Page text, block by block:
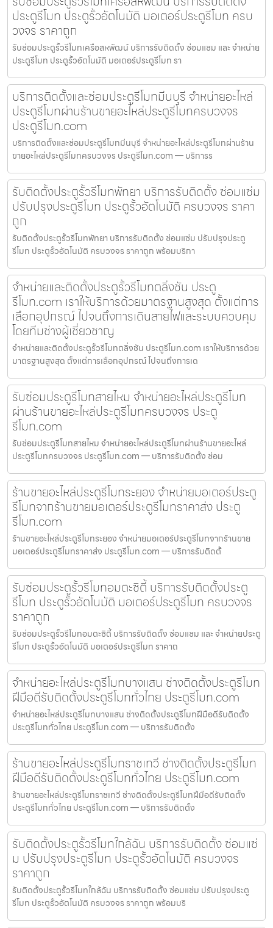
ประตูรีโมท ประตูรั้วอัตโนมัติ มอเตอร์ประตูรีโมท ครบ
วงจร ราคาถูก
รับซ่อมประตูรั้วรีโมทเครือสหพัฒน์ บริการรับติดตั้ง ซ่อมแซม และ จำหน่าย
ประตูรีโมท ประตูรั้วอัตโนมัติ มอเตอร์ประตูรีโมท รา
บริการติดตั้งและซ่อมประตูรีโมทมีนบุรี จำหน่ายอะไหล่
ประตูรีโมทผ่านร้านขายอะไหล่ประตูรีโมทครบวงจร
ประตูรีโมท.com
บริการติดตั้งและซ่อมประตูรีโมทมีนบุรี จำหน่ายอะไหล่ประตูรีโมทผ่านร้าน
ขายอะไหล่ประตูรีโมทครบวงจร ประตูรีโมท.com — บริการร
รับติดตั้งประตูรั้วรีโมทพัทยา บริการรับติดตั้ง ซ่อมแซ่ม
ปรับปรุงประตูรีโมท ประตูรั้วอัตโนมัติ ครบวงจร ราคา
ถูก
รับติดตั้งประตูรั้วรีโมทพัทยา บริการรับติดตั้ง ซ่อมแซ่ม ปรับปรุงประตู
รีโมท ประตูรั้วอัตโนมัติ ครบวงจร ราคาถูก พร้อมบริกา
จำหน่ายและติดตั้งประตูรั้วรีโมทตลิ่งชัน ประตู
รีโมท.com เราให้บริการด้วยมาตรฐานสูงสุด ตั้งแต่การ
เลือกอุปกรณ์ ไปจนถึงการเดินสายไฟและระบบควบคุม
โดยทีมช่างผู้เชี่ยวชาญ
จำหน่ายและติดตั้งประตูรั้วรีโมทตลิ่งชัน ประตูรีโมท.com เราให้บริการด้วย
มาตรฐานสูงสุด ตั้งแต่การเลือกอุปกรณ์ ไปจนถึงการเด
รับซ่อมประตูรีโมทสายไหม จำหน่ายอะไหล่ประตูรีโมท
ผ่านร้านขายอะไหล่ประตูรีโมทครบวงจร ประตู
รีโมท.com
รับซ่อมประตูรีโมทสายไหม จำหน่ายอะไหล่ประตูรีโมทผ่านร้านขายอะไหล่
ประตูรีโมทครบวงจร ประตูรีโมท.com — บริการรับติดตั้ง ซ่อม
ร้านขายอะไหล่ประตูรีโมทระยอง จำหน่ายมอเตอร์ประตู
รีโมทจากร้านขายมอเตอร์ประตูรีโมทราคาส่ง ประตู
รีโมท.com
ร้านขายอะไหล่ประตูรีโมทระยอง จำหน่ายมอเตอร์ประตูรีโมทจากร้านขาย
มอเตอร์ประตูรีโมทราคาส่ง ประตูรีโมท.com — บริการรับติดตั้
รับซ่อมประตูรั้วรีโมทอมตะซิตี้ บริการรับติดตั้งประตู
รีโมท ประตูรั้วอัตโนมัติ มอเตอร์ประตูรีโมท ครบวงจร
ราคาถูก
รับซ่อมประตูรั้วรีโมทอมตะซิตี้ บริการรับติดตั้ง ซ่อมแซม และ จำหน่ายประตู
รีโมท ประตูรั้วอัตโนมัติ มอเตอร์ประตูรีโมท ราคาถ
จำหน่ายอะไหล่ประตูรีโมทบางแสน ช่างติดตั้งประตูรีโมท
ฝีมือดีรับติดตั้งประตูรีโมททั่วไทย ประตูรีโมท.com
จำหน่ายอะไหล่ประตูรีโมทบางแสน ช่างติดตั้งประตูรีโมทฝีมือดีรับติดตั้ง
ประตูรีโมททั่วไทย ประตูรีโมท.com — บริการรับติดตั้ง
ร้านขายอะไหล่ประตูรีโมทราชเทวี ช่างติดตั้งประตูรีโมท
ฝีมือดีรับติดตั้งประตูรีโมททั่วไทย ประตูรีโมท.com
ร้านขายอะไหล่ประตูรีโมทราชเทวี ช่างติดตั้งประตูรีโมทฝีมือดีรับติดตั้ง
ประตูรีโมททั่วไทย ประตูรีโมท.com — บริการรับติดตั้ง
รับติดตั้งประตูรั้วรีโมทใกล้ฉัน บริการรับติดตั้ง ซ่อมแซ่
ม ปรับปรุงประตูรีโมท ประตูรั้วอัตโนมัติ ครบวงจร
ราคาถูก
รับติดตั้งประตูรั้วรีโมทใกล้ฉัน บริการรับติดตั้ง ซ่อมแซ่ม ปรับปรุงประตู
รีโมท ประตูรั้วอัตโนมัติ ครบวงจร ราคาถูก พร้อมบริ